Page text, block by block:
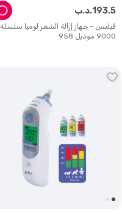
فيلبس - جهاز إزالة الشعر لوميا سلسلة
9000 موديل 958
د.ب.193.5